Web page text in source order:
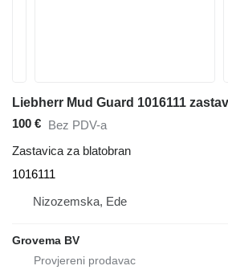
Liebherr Mud Guard 1016111
100 € Bez PDV-a
Zastavica za blatobran
1016111
Nizozemska, Ede
Grovema BV